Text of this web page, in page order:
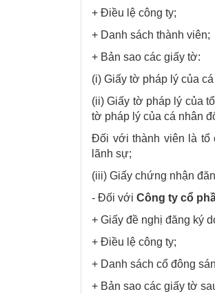
+ Điều lệ công ty;
+ Danh sách thành viên;
+ Bản sao các giấy tờ:
(i) Giấy tờ pháp lý của
(ii) Giấy tờ pháp lý của
tờ pháp lý của cá nhân
Đối với thành viên là tổ
lãnh sự;
(iii) Giấy chứng nhận
- Đối với Công ty cổ
+ Giấy đề nghị đăng ký
+ Điều lệ công ty;
+ Danh sách cổ đông
+ Bản sao các giấy tờ